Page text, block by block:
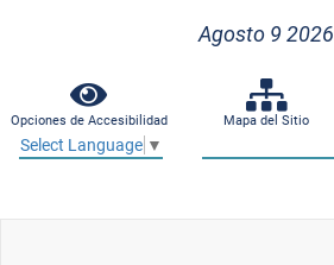
Agosto 9 2026
Opciones de Accesibilidad Mapa del Sitio
Select Language ▼